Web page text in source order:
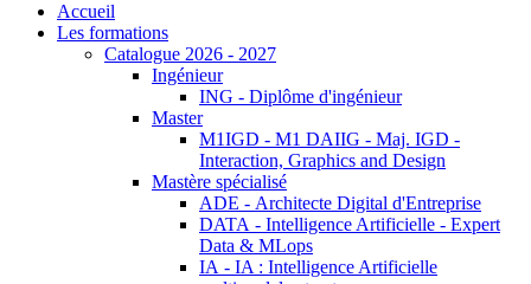
Accueil
Les formations
Catalogue 2026 - 2027
Ingénieur
ING - Diplôme d'ingénieur
Master
M1IGD - M1 DAIIG - Maj. IGD -
Interaction, Graphics and Design
Mastère spécialisé
ADE - Architecte Digital d'Entreprise
DATA - Intelligence Artificielle - Expert
Data & MLops
IA - IA : Intelligence Artificielle